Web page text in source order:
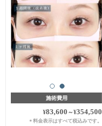
施術費用
¥83,600 ～¥354,500
＊料金表示はすべて税込みです。